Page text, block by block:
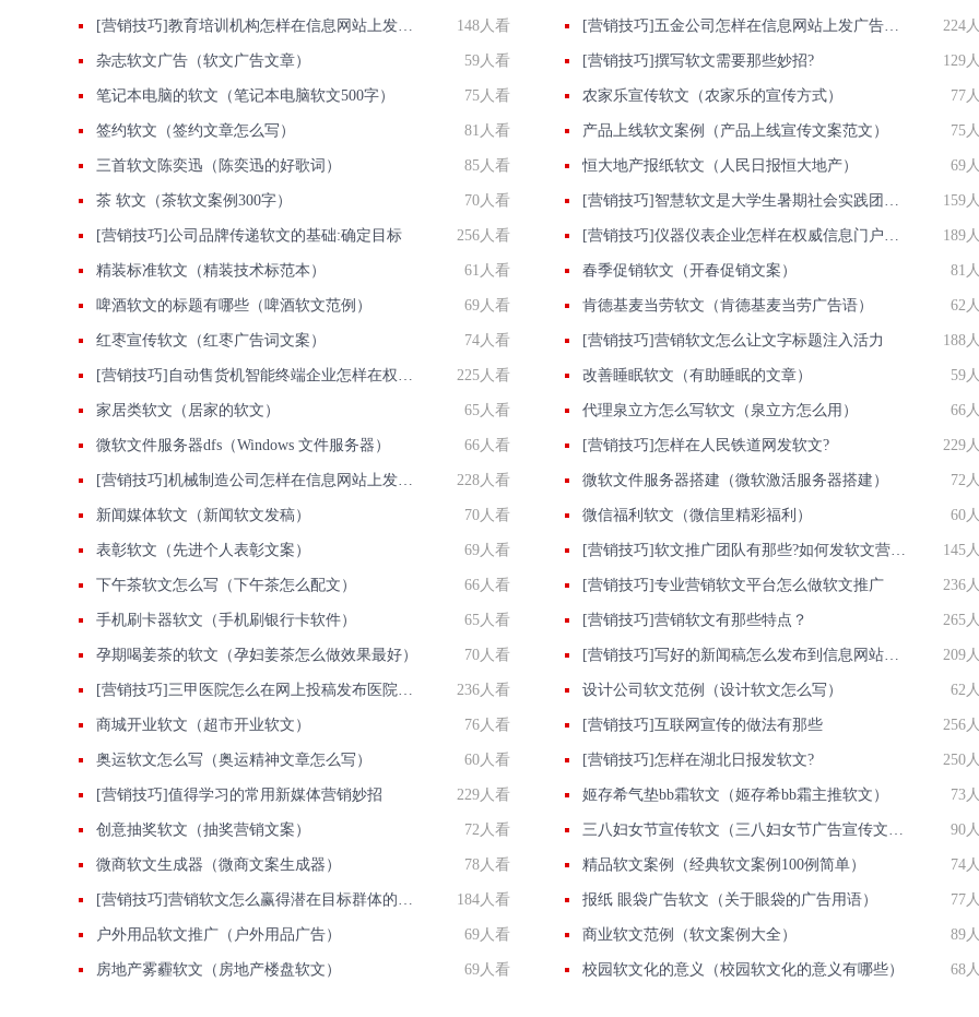
[营销技巧]教育培训机构怎样在信息网站上发广告做推广提高产品知名度呢 148人看 [营销技巧]五金公司怎样在信息网站上发广告做推广提高产品知名度呢 224
杂志软文广告（软文广告文章） 59人看 [营销技巧]撰写软文需要那些妙招? 129
笔记本电脑的软文（笔记本电脑软文500字） 75人看 农家乐宣传软文（农家乐的宣传方式） 77
签约软文（签约文章怎么写） 81人看 产品上线软文案例（产品上线宣传文案范文） 75
三首软文陈奕迅（陈奕迅的好歌词） 85人看 恒大地产报纸软文（人民日报恒大地产） 69
茶 软文（茶软文案例300字） 70人看 [营销技巧]智慧软文是大学生暑期社会实践团快速投稿发稿渠道 159
[营销技巧]公司品牌传递软文的基础:确定目标 256人看 [营销技巧]仪器仪表企业怎样在权威信息门户网站发稿? 189
精装标准软文（精装技术标范本） 61人看 春季促销软文（开春促销文案） 81
啤酒软文的标题有哪些（啤酒软文范例） 69人看 肯德基麦当劳软文（肯德基麦当劳广告语） 62
红枣宣传软文（红枣广告词文案） 74人看 [营销技巧]营销软文怎么让文字标题注入活力 188
[营销技巧]自动售货机智能终端企业怎样在权威信息门户网站发稿? 225人看 改善睡眠软文（有助睡眠的文章） 59
家居类软文（居家的软文） 65人看 代理泉立方怎么写软文（泉立方怎么用） 66
微软文件服务器dfs（Windows 文件服务器） 66人看 [营销技巧]怎样在人民铁道网发软文? 229
[营销技巧]机械制造公司怎样在信息网站上发广告做推广提高产品知名度呢 228人看 微软文件服务器搭建（微软激活服务器搭建） 72
新闻媒体软文（新闻软文发稿） 70人看 微信福利软文（微信里精彩福利） 60
表彰软文（先进个人表彰文案） 69人看 [营销技巧]软文推广团队有那些?如何发软文营销才能达到最好效果? 145
下午茶软文怎么写（下午茶怎么配文） 66人看 [营销技巧]专业营销软文平台怎么做软文推广 236
手机刷卡器软文（手机刷银行卡软件） 65人看 [营销技巧]营销软文有那些特点？ 265
孕期喝姜茶的软文（孕妇姜茶怎么做效果最好） 70人看 [营销技巧]写好的新闻稿怎么发布到信息网站上？ 209
[营销技巧]三甲医院怎么在网上投稿发布医院正能量推广稿件？ 236人看 设计公司软文范例（设计软文怎么写） 62
商城开业软文（超市开业软文） 76人看 [营销技巧]互联网宣传的做法有那些 256
奥运软文怎么写（奥运精神文章怎么写） 60人看 [营销技巧]怎样在湖北日报发软文? 250
[营销技巧]值得学习的常用新媒体营销妙招 229人看 姬存希气垫bb霜软文（姬存希bb霜主推软文） 73
创意抽奖软文（抽奖营销文案） 72人看 三八妇女节宣传软文（三八妇女节广告宣传文案） 90
微商软文生成器（微商文案生成器） 78人看 精品软文案例（经典软文案例100例简单） 74
[营销技巧]营销软文怎么赢得潜在目标群体的青睐 184人看 报纸 眼袋广告软文（关于眼袋的广告用语） 77
户外用品软文推广（户外用品广告） 69人看 商业软文范例（软文案例大全） 89
房地产雾霾软文（房地产楼盘软文） 69人看 校园软文化的意义（校园软文化的意义有哪些） 68